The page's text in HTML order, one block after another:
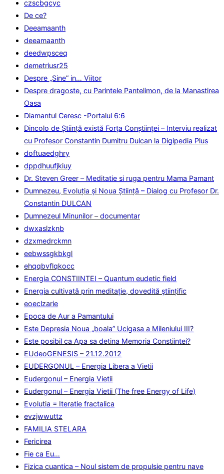
czscbgcyc
De ce?
Deeamaanth
deeamaanth
deedwpsceq
demetriusr25
Despre „Sine” in… Viitor
Despre dragoste, cu Parintele Pantelimon, de la Manastirea
Oasa
Diamantul Ceresc -Portalul 6:6
Dincolo de Știință există Forța Conștiinței – Interviu realizat
cu Profesor Constantin Dumitru Dulcan la Digipedia Plus
doftuaedghry
dppdhuufjkiuy
Dr. Steven Greer – Meditatie si ruga pentru Mama Pamant
Dumnezeu, Evoluţia şi Noua Ştiinţă – Dialog cu Profesor Dr.
Constantin DULCAN
Dumnezeul Minunilor – documentar
dwxaslzknb
dzxmedrckmn
eebwssgkbkgl
ehqqbvflqkocc
Energia CONSTIINTEI – Quantum eudetic field
Energia cultivată prin meditaţie, dovedită ştiinţific
eoeclzarie
Epoca de Aur a Pamantului
Este Depresia Noua „boala” Ucigasa a Mileniului III?
Este posibil ca Apa sa detina Memoria Constiintei?
EUdeoGENESIS – 21.12.2012
EUDERGONUL – Energia Libera a Vietii
Eudergonul – Energia Vietii
Eudergonul – Energia Vietii (The free Energy of Life)
Evolutia = Iteratie fractalica
evzjwwuttz
FAMILIA STELARA
Fericirea
Fie ca Eu…
Fizica cuantica – Noul sistem de propulsie pentru nave